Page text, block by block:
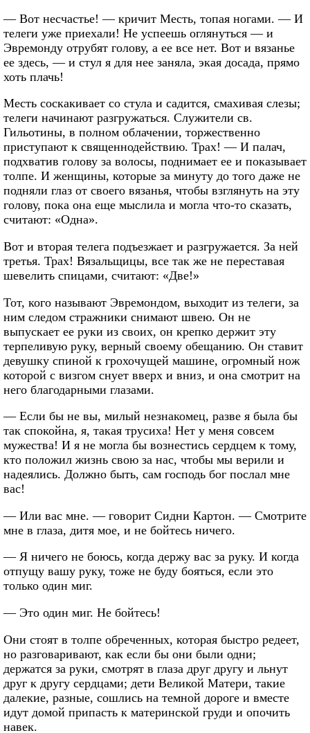
— Вот несчастье! — кричит Месть, топая ногами. — И
телеги уже приехали! Не успеешь оглянуться — и
Эвремонду отрубят голову, а ее все нет. Вот и вязанье
ее здесь, — и стул я для нее заняла, экая досада, прямо
хоть плачь!
Месть соскакивает со стула и садится, смахивая слезы;
телеги начинают разгружаться. Служители св.
Гильотины, в полном облачении, торжественно
приступают к священнодействию. Трах! — И палач,
подхватив голову за волосы, поднимает ее и показывает
толпе. И женщины, которые за минуту до того даже не
подняли глаз от своего вязанья, чтобы взглянуть на эту
голову, пока она еще мыслила и могла что-то сказать,
считают: «Одна».
Вот и вторая телега подъезжает и разгружается. За ней
третья. Трах! Вязальщицы, все так же не переставая
шевелить спицами, считают: «Две!»
Тот, кого называют Эвремондом, выходит из телеги, за
ним следом стражники снимают швею. Он не
выпускает ее руки из своих, он крепко держит эту
терпеливую руку, верный своему обещанию. Он ставит
девушку спиной к грохочущей машине, огромный нож
которой с визгом снует вверх и вниз, и она смотрит на
него благодарными глазами.
— Если бы не вы, милый незнакомец, разве я была бы
так спокойна, я, такая трусиха! Нет у меня совсем
мужества! И я не могла бы вознестись сердцем к тому,
кто положил жизнь свою за нас, чтобы мы верили и
надеялись. Должно быть, сам господь бог послал мне
вас!
— Или вас мне. — говорит Сидни Картон. — Смотрите
мне в глаза, дитя мое, и не бойтесь ничего.
— Я ничего не боюсь, когда держу вас за руку. И когда
отпущу вашу руку, тоже не буду бояться, если это
только один миг.
— Это один миг. Не бойтесь!
Они стоят в толпе обреченных, которая быстро редеет,
но разговаривают, как если бы они были одни;
держатся за руки, смотрят в глаза друг другу и льнут
друг к другу сердцами; дети Великой Матери, такие
далекие, разные, сошлись на темной дороге и вместе
идут домой припасть к материнской груди и опочить
навек.